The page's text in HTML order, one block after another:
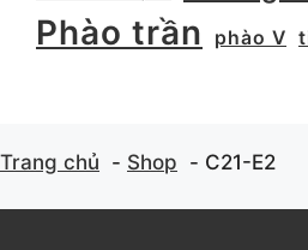
Phào trần phào V
Trang chủ Shop C21-E2